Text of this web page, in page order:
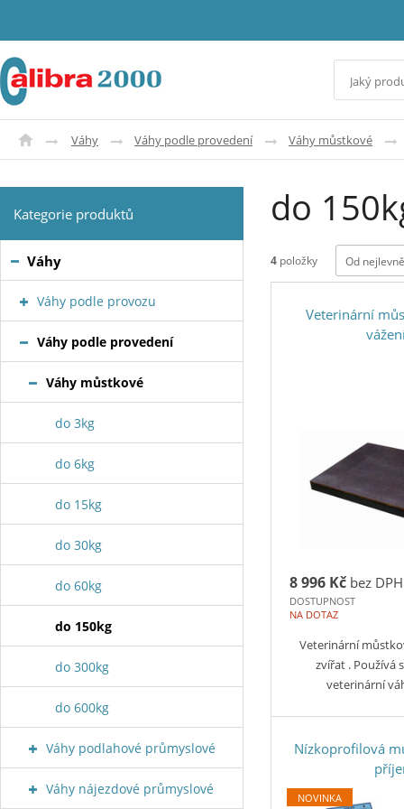
Váhy Váhy podle provedení Váhy můstkové
do
4 položky Od
Veterinární
8 996 Kč bez DPH
DOSTUPNOST
NA DOTAZ
Veterinární
zvířat . Používá
veterinární
Nízkoprofilová
NOVINKA
Kategorie produktů
Váhy
Váhy podle provozu
Váhy podle provedení
Váhy můstkové
do 3kg
do 6kg
do 15kg
do 30kg
do 60kg
do 150kg
do 300kg
do 600kg
Váhy podlahové průmyslové
Váhy nájezdové průmyslové